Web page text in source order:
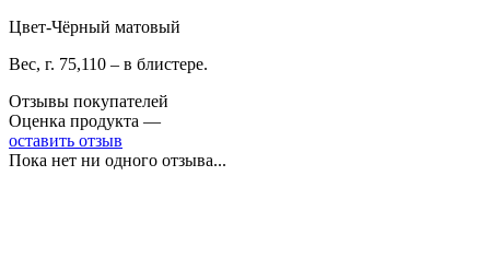
Цвет-Чёрный матовый
Вес, г. 75,110 – в блистере.
Отзывы покупателей
Оценка продукта —
оставить отзыв
Пока нет ни одного отзыва...